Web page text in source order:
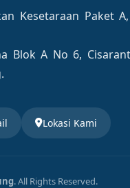
Kesetaraan Paket
Blok A No 6,
Lokasi Kami
. All Rights Reserved.